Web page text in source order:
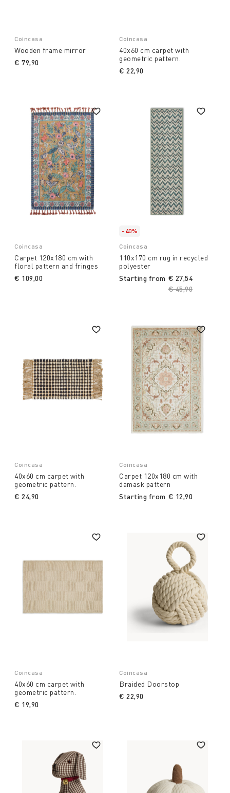
Coincasa
Wooden frame mirror
€ 79,90
Coincasa
40x60 cm carpet with
geometric pattern.
€ 22,90
Coincasa
Carpet 120x180 cm with
floral pattern and fringes
€ 109,00
-40%
Coincasa
110x170 cm rug in recycled
polyester
Starting from
Price reduced
€ 45,90
€ 27,54
Coincasa
40x60 cm carpet with
geometric pattern.
€ 24,90
Coincasa
Carpet 120x180 cm with
damask pattern
Starting from € 12,90
Coincasa
40x60 cm carpet with
geometric pattern.
€ 19,90
Coincasa
Braided Doorstop
€ 22,90